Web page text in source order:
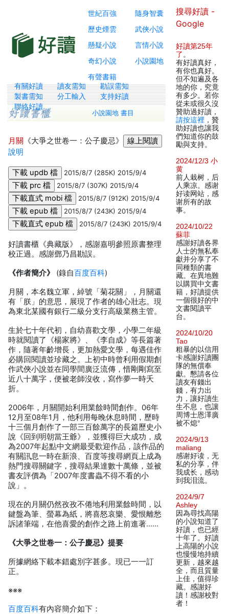
世紀百強
隨身智囊
歷史煙雲
武俠小說
懸疑小說
言情小說
奇幻小說
小說園地
有聲書籍
有關好讀 讀友需知
勘誤需知
製書需知
分工輸入
支持好讀
聯絡好讀
小說園地 書目
月關 《大爭之世卷一：公子慶忌》
說明
2015/8/7 (285K) 2015/9/4
2015/8/7 (307K) 2015/9/4
2015/8/7 (912K) 2015/9/4
2015/8/7 (243K) 2015/9/4
2015/8/7 (243K) 2015/9/4
好讀書櫃《典藏版》，感謝嘉明參照原書整理
校正過。感謝鄧乃昌勘誤。
《作者簡介》 (錄自百度百科)
月關，本名魏立軍，綽號「菊花關」，月關還
有「朕」的意思，展現了作者的雄心壯志。現
為東北某國有銀行二級分支行高級業務主管。
生於七十年代初，自幼喜歡文學，小學二年級
時就閱讀了《楊家將》、《李自成》等長篇著
作，隨著年齡增長，更加熱愛文學，每遇佳作
必購回閱讀並珍藏之。上初中時曾利用假期創
作武俠小說並在同學間廣泛流傳，惜剛剛寫至
近八十萬字，便被老師沒收，寫作夢一時夭
折。
2006年，月關開始利用業餘時間創作。06年
12月至08年1月，他利用每晚休息時間，歷時
十三個月創作了一部三百餘萬字的長篇歷史小
說《回到明朝當王爺》，並獲得巨大成功，成
為2007年起點中文網最受歡迎作品，該作品的
有關訊息一時在新浪、百度等搜尋網頁上成為
熱門搜尋關鍵字，搜尋結果達數十萬條，並被
書友評價為「2007年度書蟲不得不看的小
說」。
現在的月關仍然孜孜不倦地利用業餘時間，以
鍵盤為筆、螢幕為紙，將喜怒哀樂、愛恨離愁
訴諸筆端，在他喜愛的創作之路上前進著……
《大爭之世卷一：公子慶忌》提要
所據網絡下載本錯處別字甚多。現已一一訂
正。
※※※
百度百科有內容簡介如下：
搜尋好讀 -
Google
好讀第25年
了 。
有好讀真好，
有你也真好。
但不知遍及各
地的你，究竟
有多少。若你
從未或很久沒
贊助過好讀，
請按這裡 ，贊
助好讀也讓我
們知道你的鼓
勵與支持。
2024/12/3 小
黄
前人栽树，后
人乘凉。感谢
好读网站，感
谢所有的故
事。
2024/10/22
蘇菲
感謝好讀各界
人士的無私奉
獻并分享了不
同種類的書
藏。在異地難
以購買中文書
籍，好讀提供
一個很好的中
文書閱讀平
台。
2024/10/20
Tao
粗暴的以信用
卡感謝好讀團
隊的無償奉
獻。懇請各位
讀友有錢出
錢，有力出
力，讓好讀生
生不息，也讓
周博士恩澤廣
被不熄°
2024/9/13
maliang
感谢好读，无
私的分享，伴
我成长，感动
到我泪流。
2024/9/7
Ashley
因為尋找高陽
的小說知道了
好讀，也已經
十年了。好讀
上高陽的小說
也慢慢地持續
更新，越來越
全，而且質量
上佳，值得珍
藏。感謝好
讀！感謝校對
者！